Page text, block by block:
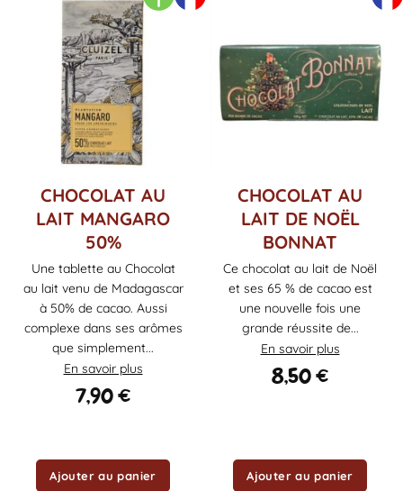
CHOCOLAT AU
LAIT MANGARO
50%
Une tablette au Chocolat
au lait venu de Madagascar
à 50% de cacao. Aussi
complexe dans ses arômes
que simplement...
En savoir plus
7,90€
Ajouter au panier
CHOCOLAT AU
LAIT DE NOËL
BONNAT
Ce chocolat au lait de Noël
et ses 65 % de cacao est
une nouvelle fois une
grande réussite de...
En savoir plus
8,50€
Ajouter au panier